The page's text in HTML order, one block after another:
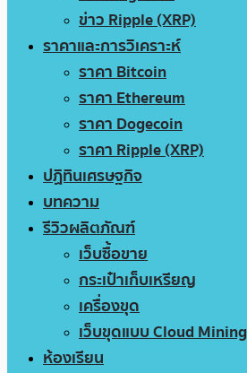
ข่าว Ripple (XRP)
ราคาและการวิเคราะห์
ราคา Bitcoin
ราคา Ethereum
ราคา Dogecoin
ราคา Ripple (XRP)
ปฏิทินเศรษฐกิจ
บทความ
รีวิวผลิตภัณฑ์
เว็บซื้อขาย
กระเป๋าเก็บเหรียญ
เครื่องขุด
เว็บขุดแบบ Cloud Mining
ห้องเรียน